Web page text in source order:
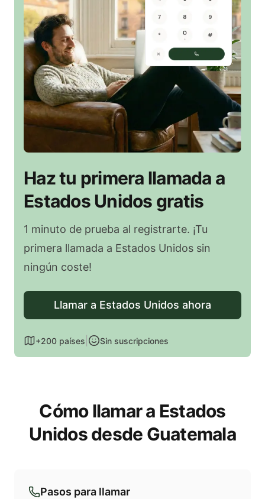
Haz tu primera llamada a
Estados Unidos gratis
1 minuto de prueba al registrarte. ¡Tu
primera llamada a Estados Unidos sin
ningún coste!
Llamar a Estados Unidos ahora
+200 países Sin suscripciones
Cómo llamar a Estados
Unidos desde Guatemala
Pasos para llamar